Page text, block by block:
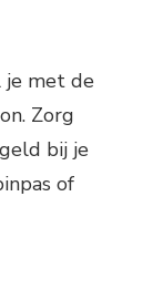
je met de
Zorg
bij je
of